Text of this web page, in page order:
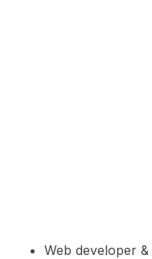
Web developer